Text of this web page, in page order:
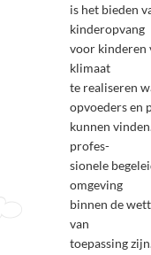
is het bieden
kinderopvang
voor kinderen
klimaat
te realiseren
opvoeders en
kunnen
profes-
sionele
omgeving
binnen de
van
toepassing